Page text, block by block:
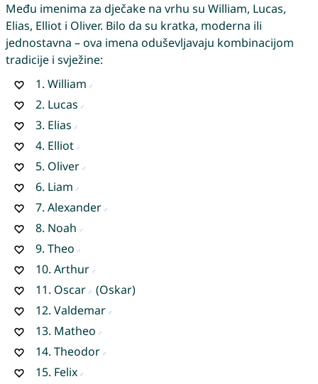
Među imenima za dječake na vrhu su William, Lucas,
Elias, Elliot i Oliver. Bilo da su kratka, moderna ili
jednostavna – ova imena oduševljavaju kombinacijom
tradicije i svježine:
1. William
2. Lucas
3. Elias
4. Elliot
5. Oliver
6. Liam
7. Alexander
8. Noah
9. Theo
10. Arthur
11. Oscar
(Oskar)
12. Valdemar
13. Matheo
14. Theodor
15. Felix